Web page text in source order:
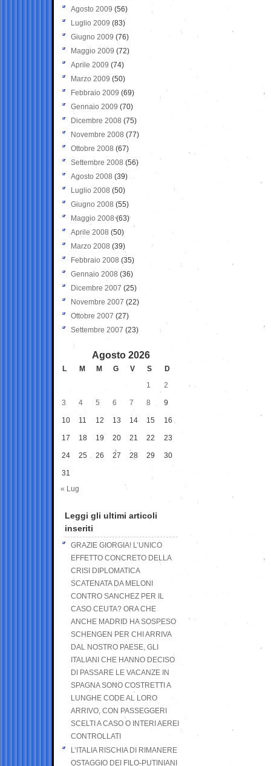
Agosto 2009 (56)
Luglio 2009 (83)
Giugno 2009 (76)
Maggio 2009 (72)
Aprile 2009 (74)
Marzo 2009 (50)
Febbraio 2009 (69)
Gennaio 2009 (70)
Dicembre 2008 (75)
Novembre 2008 (77)
Ottobre 2008 (67)
Settembre 2008 (56)
Agosto 2008 (39)
Luglio 2008 (50)
Giugno 2008 (55)
Maggio 2008(63)
Aprile 2008 (50)
Marzo 2008 (39)
Febbraio 2008 (35)
Gennaio 2008 (36)
Dicembre 2007 (25)
Novembre 2007 (22)
Ottobre 2007 (27)
Settembre 2007 (23)
Agosto 2026
L M M G V S
D
1
2
3 4 5 6 7 8 9
10 11 12 13 14 15 16
17 18 19 20 21 22 23
24 25 26 27 28 29 30
31
« Lug
Leggi gli ultimi articoli
inseriti
GRAZIE GIORGIA! L’UNICO
EFFETTO CONCRETO DELLA
CRISI DIPLOMATICA
SCATENATA DA MELONI
CONTRO SANCHEZ PER IL
CASO CEUTA? ORA CHE
ANCHE MADRID HA SOSPESO
SCHENGEN PER CHI ARRIVA
DAL NOSTRO PAESE, GLI
ITALIANI CHE HANNO DECISO
DI PASSARE LE VACANZE IN
SPAGNA SONO COSTRETTI A
LUNGHE CODE AL LORO
ARRIVO, CON PASSEGGERI
SCELTI A CASO O INTERI AEREI
CONTROLLATI
L’ITALIA RISCHIA DI RIMANERE
OSTAGGIO DEI FILO-PUTINIANI